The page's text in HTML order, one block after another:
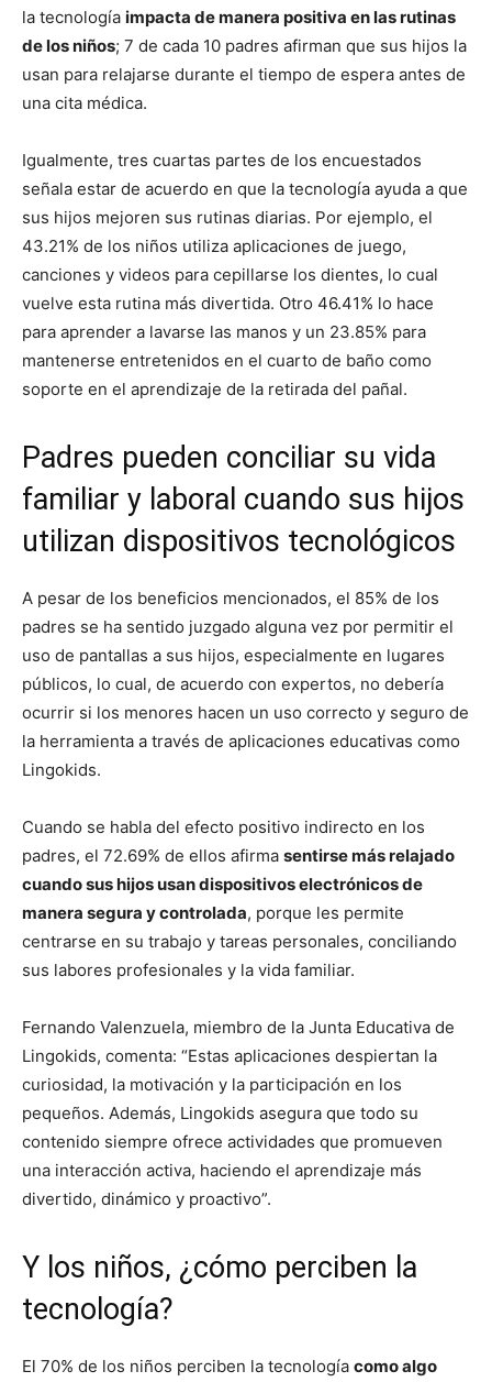
la tecnología impacta de manera positiva en las rutinas
de los niños; 7 de cada 10 padres afirman que sus hijos la
usan para relajarse durante el tiempo de espera antes de
una cita médica.
Igualmente, tres cuartas partes de los encuestados
señala estar de acuerdo en que la tecnología ayuda a que
sus hijos mejoren sus rutinas diarias. Por ejemplo, el
43.21% de los niños utiliza aplicaciones de juego,
canciones y videos para cepillarse los dientes, lo cual
vuelve esta rutina más divertida. Otro 46.41% lo hace
para aprender a lavarse las manos y un 23.85% para
mantenerse entretenidos en el cuarto de baño como
soporte en el aprendizaje de la retirada del pañal.
Padres pueden conciliar su vida
familiar y laboral cuando sus hijos
utilizan dispositivos tecnológicos
A pesar de los beneficios mencionados, el 85% de los
padres se ha sentido juzgado alguna vez por permitir el
uso de pantallas a sus hijos, especialmente en lugares
públicos, lo cual, de acuerdo con expertos, no debería
ocurrir si los menores hacen un uso correcto y seguro de
la herramienta a través de aplicaciones educativas como
Lingokids.
Cuando se habla del efecto positivo indirecto en los
padres, el 72.69% de ellos afirma sentirse más relajado
cuando sus hijos usan dispositivos electrónicos de
manera segura y controlada, porque les permite
centrarse en su trabajo y tareas personales, conciliando
sus labores profesionales y la vida familiar.
Fernando Valenzuela, miembro de la Junta Educativa de
Lingokids, comenta: “Estas aplicaciones despiertan la
curiosidad, la motivación y la participación en los
pequeños. Además, Lingokids asegura que todo su
contenido siempre ofrece actividades que promueven
una interacción activa, haciendo el aprendizaje más
divertido, dinámico y proactivo”.
Y los niños, ¿cómo perciben la
tecnología?
El 70% de los niños perciben la tecnología como algo